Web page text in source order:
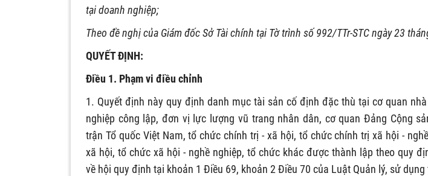
tại doanh nghiệp;
Theo đề nghị của Giám đốc Sở Tài chính tại Tờ trình số 992/TTr-STC ngày 23
QUYẾT ĐỊNH:
Điều 1. Phạm vi điều chỉnh
1. Quyết định này quy định danh mục tài sản cố định đặc thù tại cơ quan
nghiệp công lập, đơn vị lực lượng vũ trang nhân dân, cơ quan Đảng Cộng
trận Tổ quốc Việt Nam, tổ chức chính trị - xã hội, tổ chức chính trị xã hội -
xã hội, tổ chức xã hội - nghề nghiệp, tổ chức khác được thành lập theo quy
về hội quy định tại khoản 1 Điều 69, khoản 2 Điều 70 của Luật Quản lý, sử